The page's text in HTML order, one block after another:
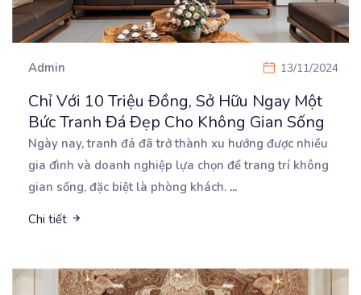
Admin 13/11/2024
Chỉ Với 10 Triệu Đồng, Sở Hữu Ngay Một
Bức Tranh Đá Đẹp Cho Không Gian Sống
Ngày nay, tranh đá đã trở thành xu hướng được nhiều
gia đình và doanh nghiệp lựa chọn để trangtrí không
gian sống, đặc biệt là phòng khách. ...
Chi tiết